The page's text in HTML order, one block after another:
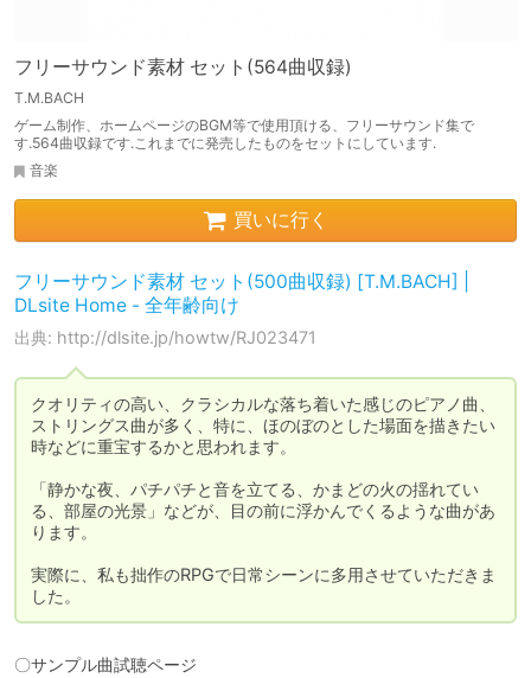
フリーサウンド素材 セット(564曲収録)
T.M.BACH
ゲーム制作、ホームページのBGM等で使用頂ける、フリーサウンド集で
す.564曲収録です.これまでに発売したものをセットにしています.
音楽
買いに行く
フリーサウンド素材 セット(500曲収録) [T.M.BACH] |
DLsite Home - 全年齢向け
出典: http://dlsite.jp/howtw/RJ023471
クオリティの高い、クラシカルな落ち着いた感じのピアノ曲、
ストリングス曲が多く、特に、ほのぼのとした場面を描きたい
時などに重宝するかと思われます。
「静かな夜、パチパチと音を立てる、かまどの火の揺れてい
る、部屋の光景」などが、目の前に浮かんでくるような曲があ
ります。
実際に、私も拙作のRPGで日常シーンに多用させていただきま
した。
〇サンプル曲試聴ページ